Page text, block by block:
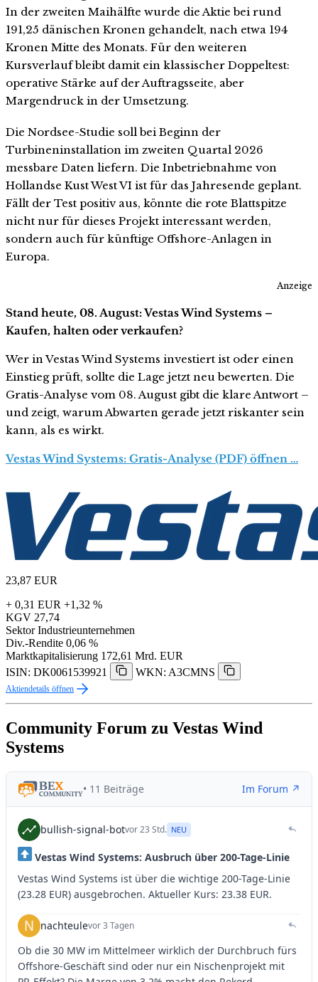
In der zweiten Maihälfte wurde die Aktie bei rund
191,25 dänischen Kronen gehandelt, nach etwa 194
Kronen Mitte des Monats. Für den weiteren
Kursverlauf bleibt damit ein klassischer Doppeltest:
operative Stärke auf der Auftragsseite, aber
Margendruck in der Umsetzung.
Die Nordsee-Studie soll bei Beginn der
Turbineninstallation im zweiten Quartal 2026
messbare Daten liefern. Die Inbetriebnahme von
Hollandse Kust West VI ist für das Jahresende geplant.
Fällt der Test positiv aus, könnte die rote Blattspitze
nicht nur für dieses Projekt interessant werden,
sondern auch für künftige Offshore-Anlagen in
Europa.
Anzeige
Stand heute, 08. August: Vestas Wind Systems –
Kaufen, halten oder verkaufen?
Wer in Vestas Wind Systems investiert ist oder einen
Einstieg prüft, sollte die Lage jetzt neu bewerten. Die
Gratis-Analyse vom 08. August gibt die klare Antwort –
und zeigt, warum Abwarten gerade jetzt riskanter sein
kann, als es wirkt.
Vestas Wind Systems: Gratis-Analyse (PDF) öffnen …
23,87 EUR
+ 0,31 EUR +1,32 %
KGV 27,74
Sektor Industrieunternehmen
Div.-Rendite 0,06 %
Marktkapitalisierung 172,61 Mrd. EUR
ISIN: DK0061539921
WKN: A3CMNS
Aktiendetails öffnen
Community Forum zu Vestas Wind
Systems